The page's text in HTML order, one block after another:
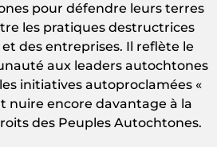
pour défendre leurs terres
les pratiques destructrices
des entreprises. Il reflète le
aux leaders autochtones
initiatives autoproclamées «
nuire encore davantage à la
des Peuples Autochtones.